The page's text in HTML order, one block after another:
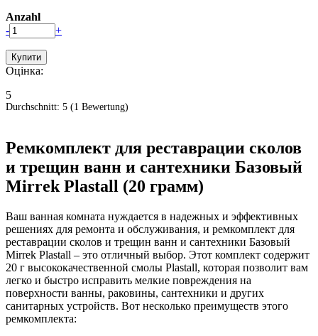
Anzahl
-
+
Оцінка:
5
Durchschnitt: 5 (1 Bewertung)
Ремкомплект для реставрации сколов
и трещин ванн и сантехники Базовый
Mirrek Plastall (20 грамм)
Ваш ванная комната нуждается в надежных и эффективных
решениях для ремонта и обслуживания, и ремкомплект для
реставрации сколов и трещин ванн и сантехники Базовый
Mirrek Plastall – это отличный выбор. Этот комплект содержит
20 г высококачественной смолы Plastall, которая позволит вам
легко и быстро исправить мелкие повреждения на
поверхности ванны, раковины, сантехники и других
санитарных устройств. Вот несколько преимуществ этого
ремкомплекта: